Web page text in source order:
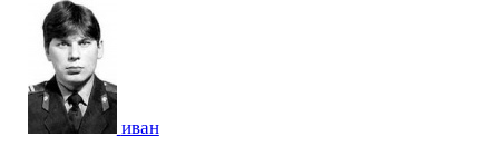
иван